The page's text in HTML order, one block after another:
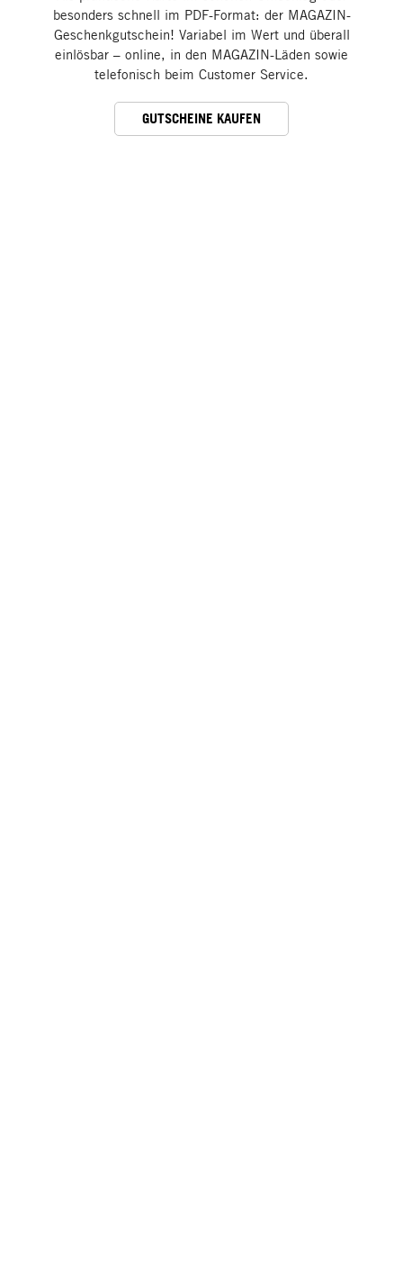
besonders schnell im PDF-Format: der MAGAZIN-
Geschenkgutschein! Variabel im Wert und überall
einlösbar – online, in den MAGAZIN-Läden sowie
telefonisch beim Customer Service.
GUTSCHEINE KAUFEN